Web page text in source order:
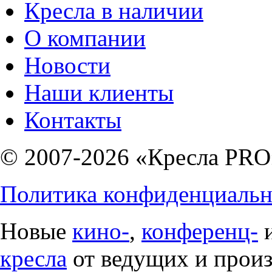
Кресла в наличии
О компании
Новости
Наши клиенты
Контакты
© 2007-2026 «Кресла
Политика
Новые кино-, конференц-
кресла от ведущих и